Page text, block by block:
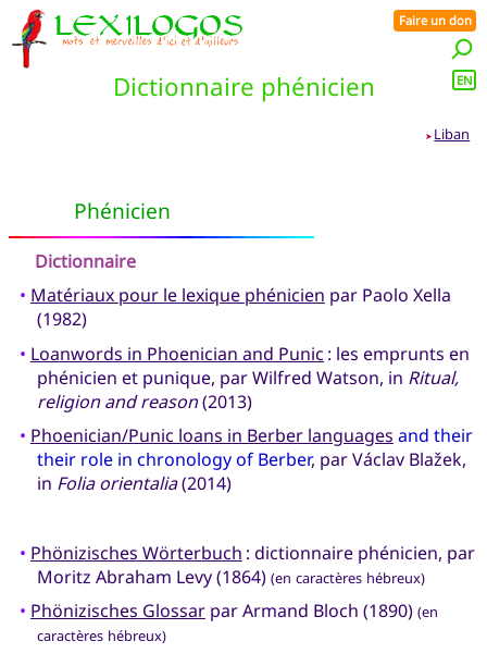
Dictionnaire phénicien
Faire un don
EN
➤ Liban
Phénicien
Dictionnaire
• Matériaux pour le lexique phénicien par Paolo Xella
(1982)
• Loanwords in Phoenician and Punic : les emprunts en
phénicien et punique, par Wilfred Watson, in Ritual,
religion and reason(2013)
• Phoenician/Punic loans in Berber languages and their
their role in chronology of Berber, par Václav Blažek,
in Folia orientalia(2014)
• Phönizisches Wörterbuch : dictionnaire phénicien, par
Moritz Abraham Levy (1864) (en caractères hébreux)
• Phönizisches Glossarpar Armand Bloch (1890) (en
caractères hébreux)